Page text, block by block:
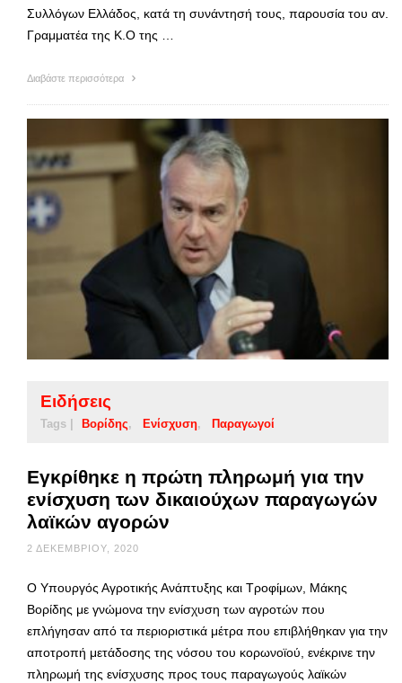
Συλλόγων Ελλάδος, κατά τη συνάντησή τους, παρουσία του αν.
Γραμματέα της Κ.Ο της …
Διαβάστε περισσότερα
Ειδήσεις
Tags | Βορίδης Ενίσχυση Παραγωγοί
Εγκρίθηκε η πρώτη πληρωμή για την
ενίσχυση των δικαιούχων παραγωγών
λαϊκών αγορών
2 ΔΕΚΕΜΒΡΊΟΥ, 2020
Ο Υπουργός Αγροτικής Ανάπτυξης και Τροφίμων, Μάκης
Βορίδης με γνώμονα την ενίσχυση των αγροτών που
επλήγησαν από τα περιοριστικά μέτρα που επιβλήθηκαν για την
αποτροπή μετάδοσης της νόσου του κορωνοϊού, ενέκρινε την
πληρωμή της ενίσχυσης προς τους παραγωγούς λαϊκών